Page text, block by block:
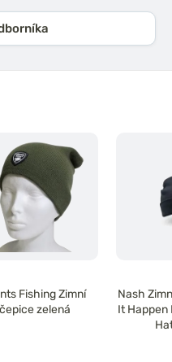
Fishing Zimní
čepice zelená
Nash
It Happen